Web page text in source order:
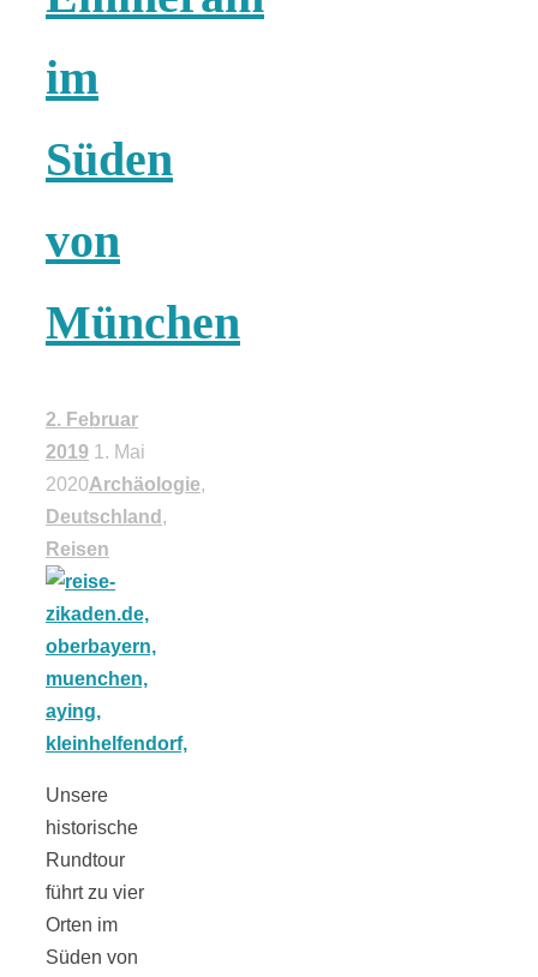
im
Süden
von
München
2. Februar
2019 1. Mai
2020Archäologie,
Deutschland ,
Reisen
Unsere
historische
Rundtour
führt zu vier
Orten im
Süden von